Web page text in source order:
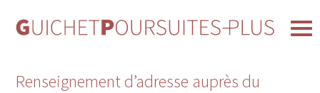
Renseignement d’adresse auprès du